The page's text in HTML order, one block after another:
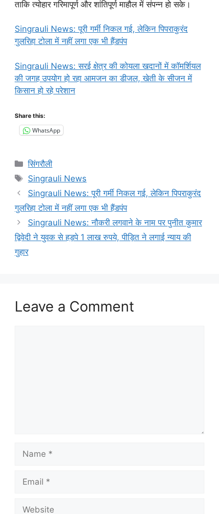
ताकि त्योहार गरिमापूर्ण और शांतिपूर्ण माहौल में संपन्न हो सके।
Singrauli News: पूरी गर्मी निकल गई, लेकिन पिपराकुरंद
गुलरिहा टोला में नहीं लगा एक भी हैंडपंप
Singrauli News: सरई क्षेत्र की कोयला खदानों में कॉमर्शियल
की जगह उपयोग हो रहा आमजन का डीजल, खेती के सीजन में
किसान हो रहे परेशान
Share this:
WhatsApp
Categories
सिंगरौली
Tags
Singrauli News
Singrauli News: पूरी गर्मी निकल गई, लेकिन पिपराकुरंद
गुलरिहा टोला में नहीं लगा एक भी हैंडपंप
Singrauli News: नौकरी लगवाने के नाम पर पुनीत कुमार
द्विवेदी ने युवक से हड़पे 1 लाख रुपये, पीड़ित ने लगाई न्याय की
गुहार
Leave a Comment
Name
Email
Website